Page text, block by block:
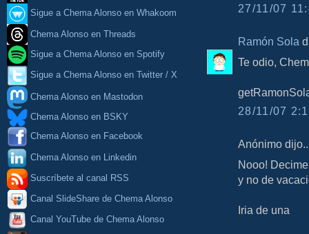
Sigue a Chema Alonso en Whakoom
Chema Alonso en Threads
Sigue a Chema Alonso en Spotify
Sigue a Chema Alonso en Twitter / X
Chema Alonso en Mastodon
Chema Alonso en BSKY
Chema Alonso en Facebook
Chema Alonso en Linkedin
Suscríbete al canal RSS
Canal SlideShare de Chema Alonso
Canal YouTube de Chema Alonso
27/11/07
Ramón Sola
Te odio,
28/11/07
Anónimo
Nooo!
y no de
Iria de una